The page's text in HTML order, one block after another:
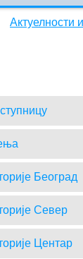
Актуелности
Београд
Север
Центар